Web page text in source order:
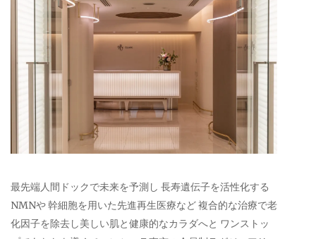
最先端人間ドックで未来を予測し 長寿遺伝子を活性化する
NMNや 幹細胞を用いた先進再生医療など 複合的な治療で老
化因子を除去し美しい肌と健康的なカラダへと ワンストッ